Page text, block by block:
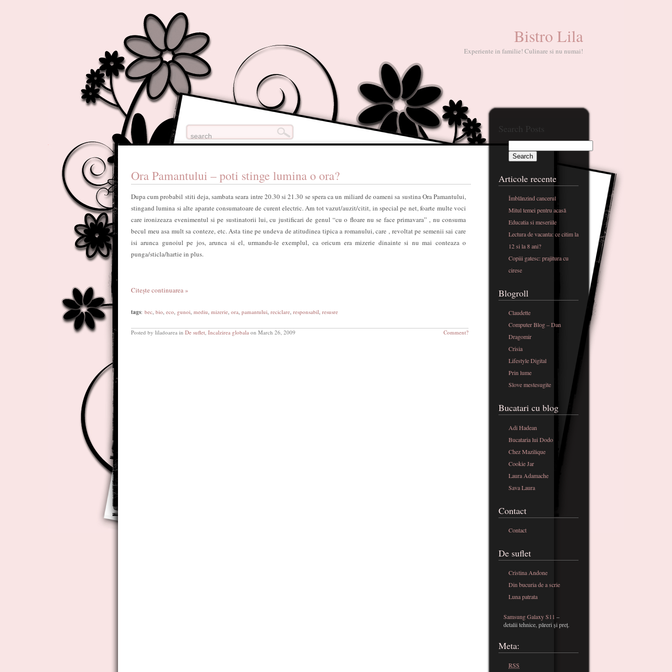
Bistro Lila
Experiente in familie! Culinare si nu numai!
Ora Pamantului – poti stinge lumina o ora?
Dupa cum probabil stiti deja, sambata seara intre 20.30 si 21.30 se spera ca un miliard de oameni sa sustina Ora Pamantului,
stingand lumina si alte aparate consumatoare de curent electric. Am tot vazut/auzit/citit, in special pe net, foarte multe voci
care ironizeaza evenimentul si pe sustinatorii lui, cu justificari de genul “cu o floare nu se face primavara” , nu consuma
becul meu asa mult sa conteze, etc. Asta tine pe undeva de atitudinea tipica a romanului, care , revoltat pe semenii sai care
isi arunca gunoiul pe jos, arunca si el, urmandu-le exemplul, ca oricum era mizerie dinainte si nu mai conteaza o
punga/sticla/hartie in plus.
Citește continuarea »
tags: bec, bio, eco, gunoi, mediu, mizerie, ora, pamantului, reciclare, responsabil, resusre
Posted by liladoarea in De suflet, Incalzirea globala on March 26, 2009 Comment?
Search Posts
Articole recente
Îmblânzind cancerul
Mitul temei pentru acasă
Educatia si meseriile
Lectura de vacanta: ce citim la
12 si la 8 ani?
Copiii gatesc: prajitura cu
cirese
Blogroll
Claudette
Computer Blog – Dan
Dragomir
Crisia
Lifestyle Digital
Prin lume
Slove mestesugite
Bucatari cu blog
Adi Hadean
Bucataria lui Dodo
Chez Mazilique
Cookie Jar
Laura Adamache
Sava Laura
Contact
Contact
De suflet
Cristina Andone
Din bucuria de a scrie
Luna patrata
Samsung Galaxy S11 –
detalii tehnice, păreri și preț.
Meta:
RSS